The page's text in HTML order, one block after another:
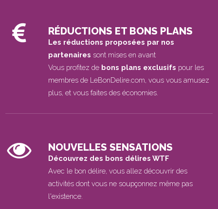
RÉDUCTIONS ET BONS PLANS
Les réductions proposées par nos
partenaires sont mises en avant
Vous profitez de bons plans exclusifs pour les
membres de LeBonDelire.com, vous vous amusez
plus, et vous faites des économies.
NOUVELLES SENSATIONS
Découvrez des bons délires WTF
Avec le bon délire, vous allez découvrir des
activités dont vous ne soupçonnez même pas
l'existence.